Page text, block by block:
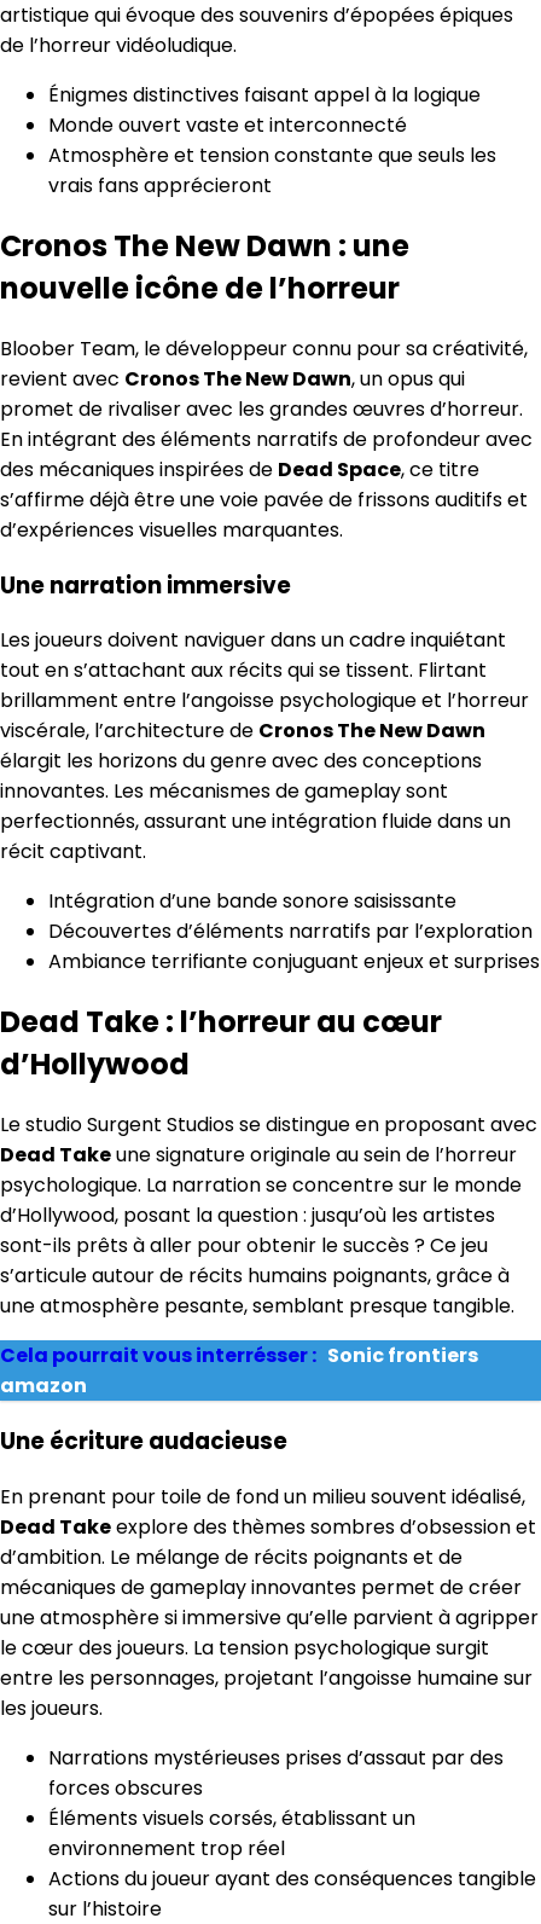
artistique qui évoque des souvenirs d’épopées épiques
de l’horreur vidéoludique.
Énigmes distinctives faisant appel à la logique
Monde ouvert vaste et interconnecté
Atmosphère et tension constante que seuls les
vrais fans apprécieront
Cronos The New Dawn : une
nouvelle icône de l’horreur
Bloober Team, le développeur connu pour sa créativité,
revient avec Cronos The New Dawn, un opus qui
promet de rivaliser avec les grandes œuvres d’horreur.
En intégrant des éléments narratifs de profondeur avec
des mécaniques inspirées de Dead Space, ce titre
s’affirme déjà être une voie pavée de frissons auditifs et
d’expériences visuelles marquantes.
Une narration immersive
Les joueurs doivent naviguer dans un cadre inquiétant
tout en s’attachant aux récits qui se tissent. Flirtant
brillamment entre l’angoisse psychologique et l’horreur
viscérale, l’architecture de Cronos The New Dawn
élargit les horizons du genre avec des conceptions
innovantes. Les mécanismes de gameplay sont
perfectionnés, assurant une intégration fluide dans un
récit captivant.
Intégration d’une bande sonore saisissante
Découvertes d’éléments narratifs par l’exploration
Ambiance terrifiante conjuguant enjeux et surprises
Dead Take : l’horreur au cœur
d’Hollywood
Le studio Surgent Studios se distingue en proposant avec
Dead Takeune signature originale au sein de l’horreur
psychologique. La narration se concentre sur le monde
d’Hollywood, posant la question : jusqu’où les artistes
sont-ils prêts à aller pour obtenir le succès ? Ce jeu
s’articule autour de récits humains poignants, grâce à
une atmosphère pesante, semblant presque tangible.
Cela pourrait vous interrésser : Sonic frontiers
amazon
Une écriture audacieuse
En prenant pour toile de fond un milieu souvent idéalisé,
Dead Takeexplore des thèmes sombres d’obsession et
d’ambition. Le mélange de récits poignants et de
mécaniques de gameplay innovantes permet de créer
une atmosphère si immersive qu’elle parvient à agripper
le cœur des joueurs. La tension psychologique surgit
entre les personnages, projetant l’angoisse humaine sur
les joueurs.
Narrations mystérieuses prises d’assaut par des
forces obscures
Éléments visuels corsés, établissant un
environnement trop réel
Actions du joueur ayant des conséquences tangible
sur l’histoire